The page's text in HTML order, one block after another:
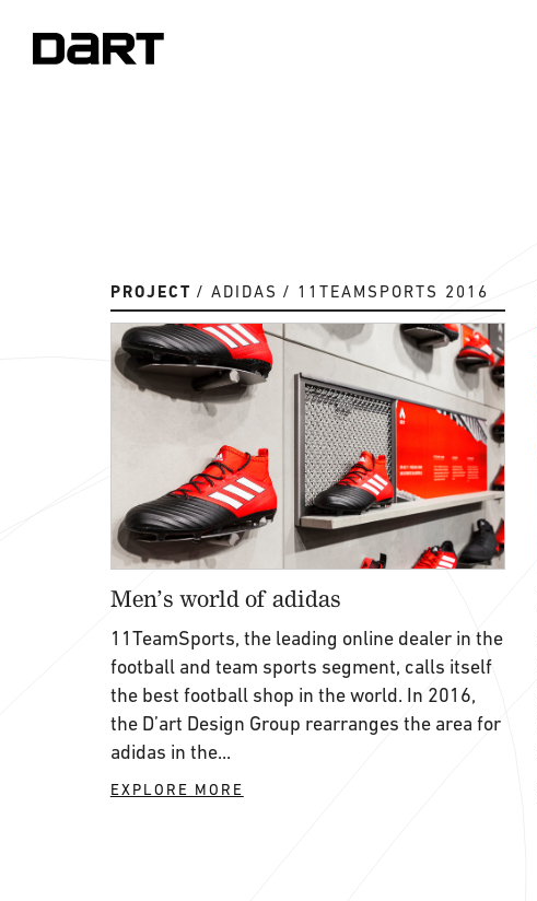
PROJECT ADIDAS 11TEAMSPORTS 2016
Men’s world of adidas
11TeamSports, the leading online dealer in the
football and team sports segment, calls itself
the best football shop in the world. In 2016,
the D’art Design Group rearranges the area for
adidas in the...
EXPLORE MORE